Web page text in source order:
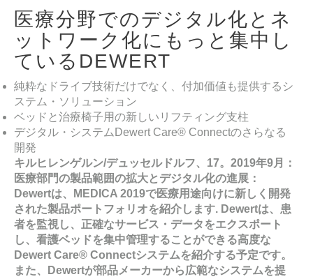
医療分野でのデジタル化とネ
ットワーク化にもっと集中し
ているDEWERT
純粋なドライブ技術だけでなく、付加価値も提供するシ
ステム・ソリューション
ベッドと治療椅子用の新しいリフティング支柱
デジタル・システムDewert Care® Connectのさらなる
開発
キルヒレンゲルン/デュッセルドルフ、17。2019年9月：
医療部門の製品範囲の拡大とデジタル化の進展：
Dewertは、MEDICA 2019で医療用途向けに新しく開発
された製品ポートフォリオを紹介します. Dewertは、患
者を監視し、正確なサービス・データをエクスポート
し、看護ベッドを集中管理することができる高度な
Dewert Care® Connectシステムを紹介する予定です。
また、Dewertが部品メーカーから広範なシステムを提